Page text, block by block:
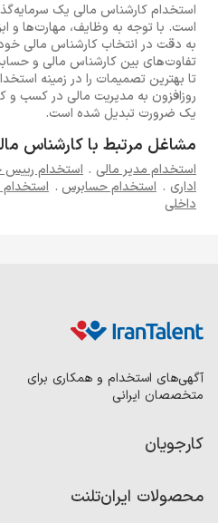
استخدام کارشناس مالی یک
است. با توجه به وظایف، مهارت‌ها و
به دقت در انتخاب کارشناس مالی
تفاوت‌های بین کارشناس مالی و
تا بهترین تصمیمات را در زمینه
روزافزون به مدیریت مالی در کسب و
یک ضرورت تبدیل شده است.
مشاغل مرتبط با کارشناس
استخدام مدیر مالی . استخدام رییس
اداری . استخدام حسابرس .
داخلی
آگهی‌های استخدام و همکاری برای
متخصصان ایرانی
کارجویان
رزومه ساز
محصولات ایران‌تلنت